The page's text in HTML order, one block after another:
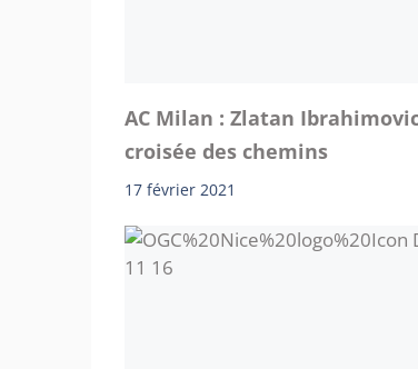
AC Milan : Zlatan
croisée des chemins
17 février 2021